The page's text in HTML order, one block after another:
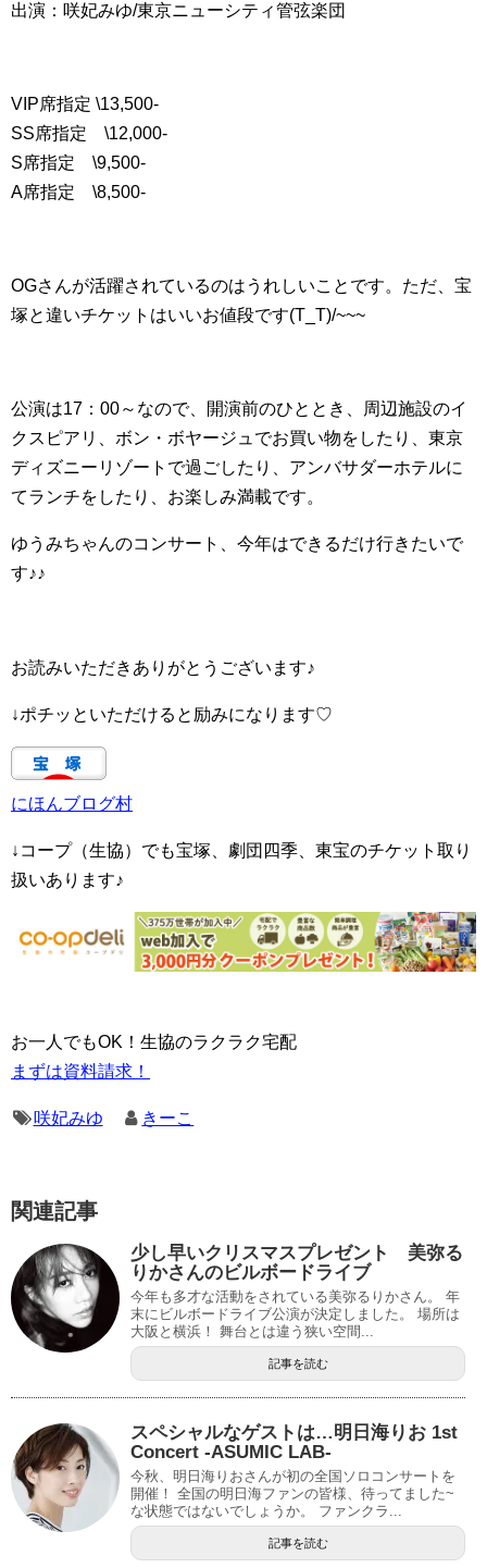
出演：咲妃みゆ/東京ニューシティ管弦楽団
VIP席指定 \13,500-
SS席指定 \12,000-
S席指定 \9,500-
A席指定 \8,500-
OGさんが活躍されているのはうれしいことです。ただ、宝
塚と違いチケットはいいお値段です(T_T)/~~~
公演は17：00～なので、開演前のひととき、周辺施設のイ
クスピアリ、ボン・ボヤージュでお買い物をしたり、東京
ディズニーリゾートで過ごしたり、アンバサダーホテルに
てランチをしたり、お楽しみ満載です。
ゆうみちゃんのコンサート、今年はできるだけ行きたいで
す♪♪
お読みいただきありがとうございます♪
↓ポチッといただけると励みになります♡
にほんブログ村
↓コープ（生協）でも宝塚、劇団四季、東宝のチケット取り
扱いあります♪
お一人でもOK！生協のラクラク宅配
まずは資料請求！
咲妃みゆ きーこ
関連記事
少し早いクリスマスプレゼント 美弥る
りかさんのビルボードライブ
今年も多才な活動をされている美弥るりかさん。 年
末にビルボードライブ公演が決定しました。 場所は
大阪と横浜！ 舞台とは違う狭い空間...
記事を読む
スペシャルなゲストは…明日海りお 1st
Concert -ASUMIC LAB-
今秋、明日海りおさんが初の全国ソロコンサートを
開催！ 全国の明日海ファンの皆様、待ってました~
な状態ではないでしょうか。 ファンクラ...
記事を読む